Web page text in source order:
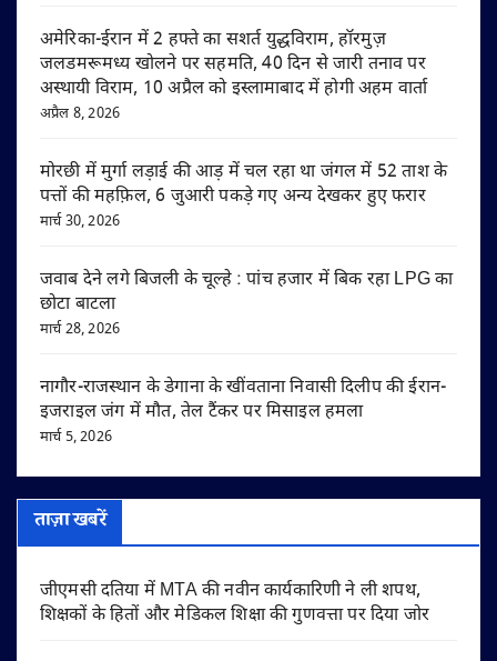
अमेरिका-ईरान में 2 हफ्ते का सशर्त युद्धविराम, हॉरमुज़
जलडमरूमध्य खोलने पर सहमति, 40 दिन से जारी तनाव पर
अस्थायी विराम, 10 अप्रैल को इस्लामाबाद में होगी अहम वार्ता
अप्रैल 8, 2026
मोरछी में मुर्गा लड़ाई की आड़ में चल रहा था जंगल में 52 ताश के
पत्तों की महफ़िल, 6 जुआरी पकड़े गए अन्य देखकर हुए फरार
मार्च 30, 2026
जवाब देने लगे बिजली के चूल्हे : पांच हजार में बिक रहा LPG का
छोटा बाटला
मार्च 28, 2026
नागौर-राजस्थान के डेगाना के खींवताना निवासी दिलीप की ईरान-
इजराइल जंग में मौत, तेल टैंकर पर मिसाइल हमला
मार्च 5, 2026
ताज़ा खबरें
जीएमसी दतिया में MTA की नवीन कार्यकारिणी ने ली शपथ,
शिक्षकों के हितों और मेडिकल शिक्षा की गुणवत्ता पर दिया जोर